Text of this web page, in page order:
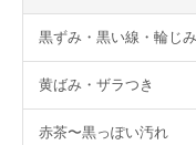
黒ずみ・黒い線・輪じみ
黄ばみ・ザラつき
赤茶〜黒っぽい汚れ